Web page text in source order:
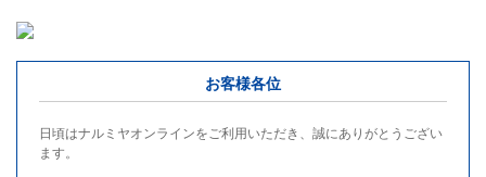
お客様各位
日頃はナルミヤオンラインをご利用いただき、誠にありがとうござい
ます。